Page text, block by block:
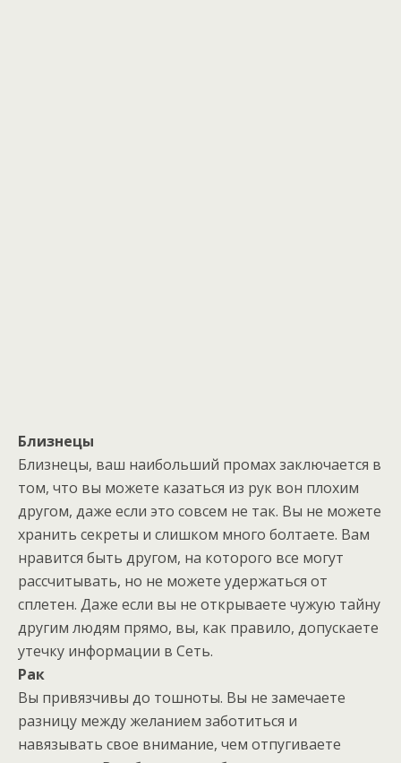
Близнецы
Близнецы, ваш наибольший промах заключается в
том, что вы можете казаться из рук вон плохим
другом, даже если это совсем не так. Вы не можете
хранить секреты и слишком много болтаете. Вам
нравится быть другом, на которого все могут
рассчитывать, но не можете удержаться от
сплетен. Даже если вы не открываете чужую тайну
другим людям прямо, вы, как правило, допускаете
утечку информации в Сеть.
Рак
Вы привязчивы до тошноты. Вы не замечаете
разницу между желанием заботиться и
навязывать свое внимание, чем отпугиваете